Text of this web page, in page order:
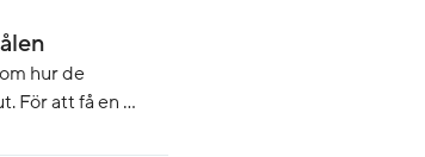
hur de
För att få en ...